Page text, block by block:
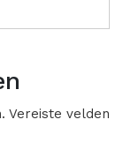
Vereiste velden